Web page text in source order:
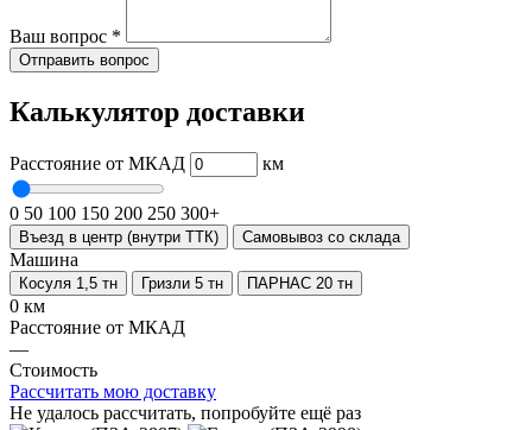
Ваш вопрос *
Отправить вопрос
Калькулятор доставки
Расстояние от МКАД км
0 50 100 150 200 250 300+
Въезд в центр (внутри ТТК) Самовывоз со склада
Машина
Косуля 1,5 тн Гризли 5 тн ПАРНАС 20 тн
0 км
Расстояние от МКАД
—
Стоимость
Рассчитать мою доставку
Не удалось рассчитать, попробуйте ещё раз